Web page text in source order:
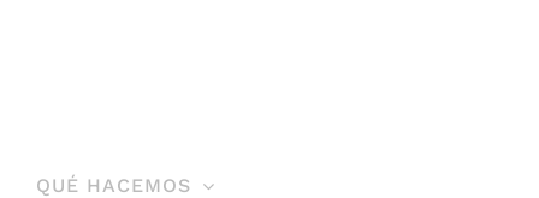
QUÉ HACEMOS